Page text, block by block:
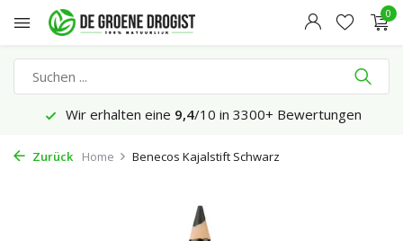
0
Wir erhalten eine 9,4/10 in 3300+ Bewertungen
Zurück Home Benecos Kajalstift Schwarz